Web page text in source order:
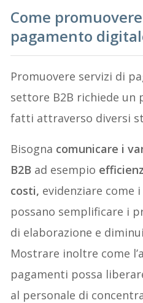
Come
pagamento
Promuovere servizi di
settore B2B richiede un
fatti attraverso diversi
Bisogna comunicare i
B2B ad esempio
costi, evidenziare come
possano semplificare i
di elaborazione e
Mostrare inoltre come
pagamenti possa
al personale di